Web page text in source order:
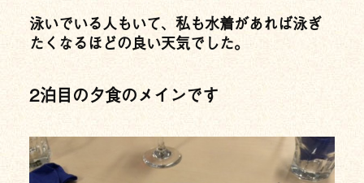
泳いでいる人もいて、私も水着があれば泳ぎ
たくなるほどの良い天気でした。
2泊目の夕食のメインです